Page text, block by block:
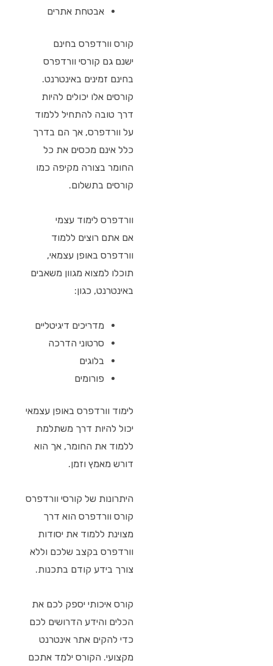
אבטחת אתרים
קורס וורדפרס בחינם
ישנם גם קורסי וורדפרס
בחינם זמינים באינטרנט.
קורסים אלו יכולים להיות
דרך טובה להתחיל ללמוד
על וורדפרס, אך הם בדרך
כלל אינם מכסים את כל
החומר בצורה מקיפה כמו
קורסים בתשלום.
וורדפרס לימוד עצמי
אם אתם רוצים ללמוד
וורדפרס באופן עצמאי,
תוכלו למצוא מגוון משאבים
באינטרנט, כגון:
מדריכים דיגיטליים
סרטוני הדרכה
בלוגים
פורומים
לימוד וורדפרס באופן עצמאי
יכול להיות דרך משתלמת
ללמוד את החומר, אך הוא
דורש מאמץ וזמן.
היתרונות של קורסי וורדפרס
קורס וורדפרס הוא דרך
מצוינת ללמוד את יסודות
וורדפרס בקצב שלכם וללא
צורך בידע קודם בתכנות.
קורס איכותי יספק לכם את
הכלים והידע הדרושים לכם
כדי להקים אתר אינטרנט
מקצועי. הקורס ילמד אתכם